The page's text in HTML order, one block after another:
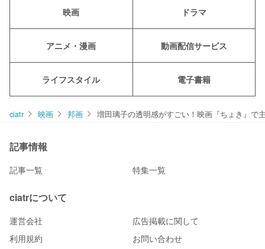
映画 ドラマ
アニメ・漫画 動画配信サービス
ライフスタイル 電子書籍
ciatr 映画 邦画 増田璃子の透明感がすごい！映画『ちょき』で
記事情報
記事一覧 特集一覧
ciatrについて
運営会社
広告掲載に関して
利用規約
お問い合わせ